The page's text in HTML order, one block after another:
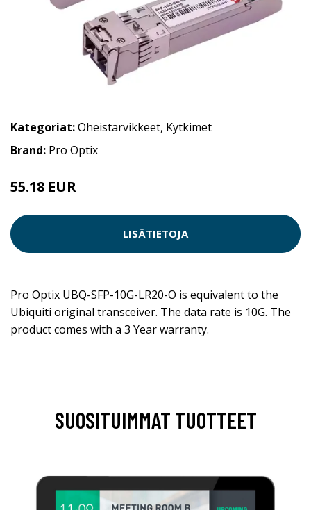
Kategoriat:Oheistarvikkeet, Kytkimet
Brand: Pro Optix
55.18 EUR
LISÄTIETOJA
Pro Optix UBQ-SFP-10G-LR20-O is equivalent to the
Ubiquiti original transceiver. The data rate is 10G. The
product comes with a 3 Year warranty.
SUOSITUIMMAT TUOTTEET